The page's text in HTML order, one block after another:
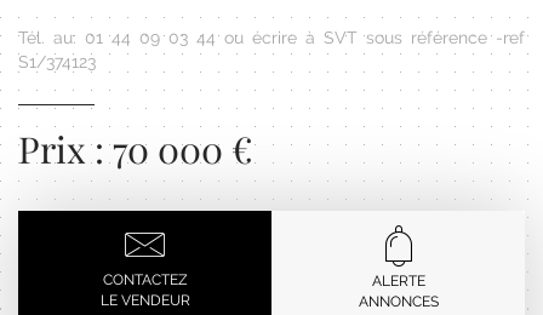
Tél. au: 01 44 09 03 44 ou écrire à SVT sous référence -ref
S1/374123
Prix : 70 000 €
CONTACTEZ
LE VENDEUR
ALERTE
ANNONCES